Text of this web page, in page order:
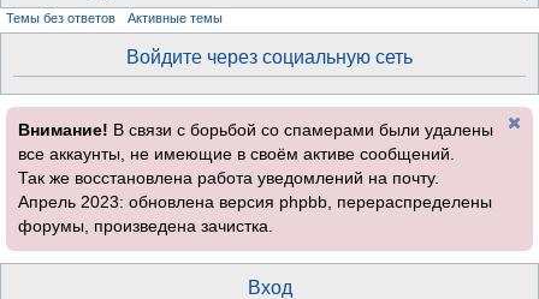
Темы без ответов Активные темы
Войдите через социальную сеть
Внимание! В связи с борьбой со спамерами были удалены
все аккаунты, не имеющие в своём активе сообщений.
Так же восстановлена работа уведомлений на почту.
Апрель 2023: обновлена версия phpbb, перераспределены
форумы, произведена зачистка.
Вход